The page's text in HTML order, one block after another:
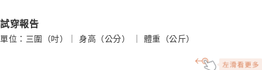
試穿報告
單位：三圍（吋）｜ 身高（公分） ｜ 體重（公斤）